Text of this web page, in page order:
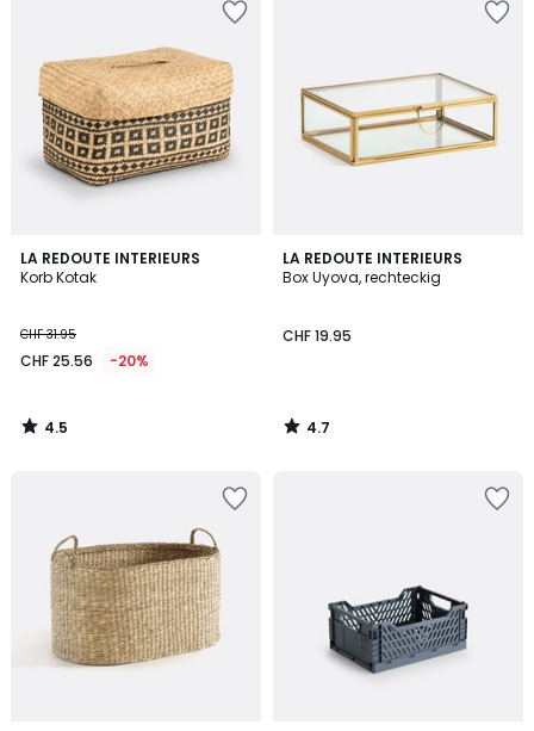
LA REDOUTE INTERIEURS
Korb Kotak
CHF 31.95
CHF 25.56 -20%
4.5
/ 5
4.5
/
LA REDOUTE INTERIEURS
Box Uyova, rechteckig
CHF 19.95
4.7
/ 5
4.7
/